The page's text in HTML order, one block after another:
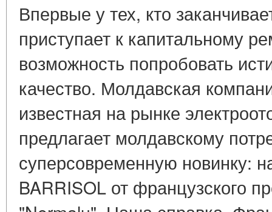
Впервые у тех, кто
приступает к капитальному
возможность попробовать
качество. Молдавская
известная на рынке
предлагает молдавскому
суперсовременную новинку:
BARRISOL от французского